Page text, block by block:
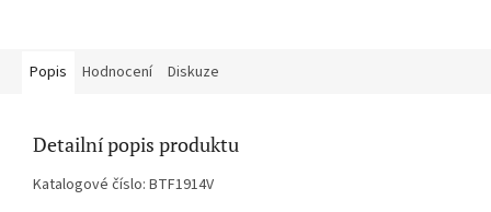
Popis Hodnocení Diskuze
Detailní popis produktu
Katalogové číslo: BTF1914V